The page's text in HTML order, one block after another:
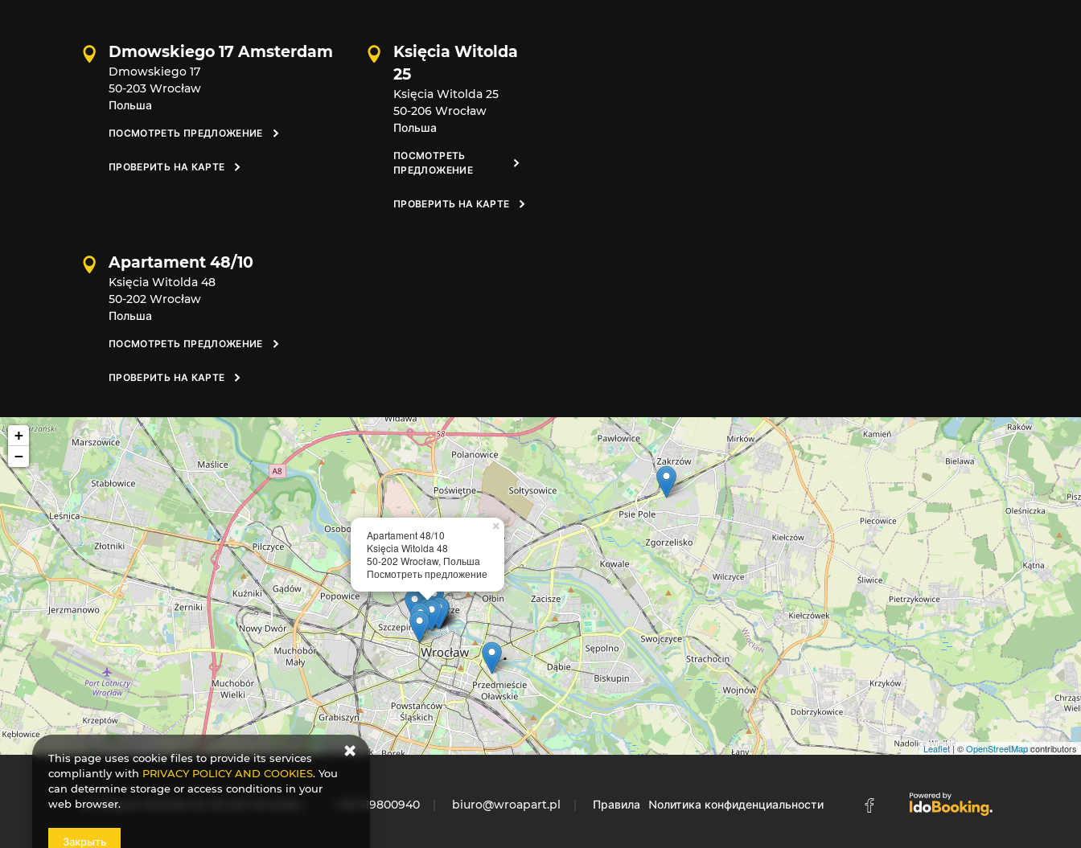
Dmowskiego 17 Amsterdam
Dmowskiego 17
50-203 Wrocław
Польша
ПОСМОТРЕТЬ ПРЕДЛОЖЕНИЕ
ПРОВЕРИТЬ НА КАРТЕ
Księcia Witolda
25
Księcia Witolda 25
50-206 Wrocław
Польша
ПОСМОТРЕТЬ
ПРЕДЛОЖЕНИЕ
ПРОВЕРИТЬ НА КАРТЕ
Apartament 48/10
Księcia Witolda 48
50-202 Wrocław
Польша
ПОСМОТРЕТЬ ПРЕДЛОЖЕНИЕ
ПРОВЕРИТЬ НА КАРТЕ
Apartament 48/10
Księcia Witolda 48
50-202 Wrocław, Польша
Посмотреть предложение
×
+
−
Leaflet| ©OpenStreetMapcontributors
ul. Księcia Witolda 43 +48 519800940 biuro@wroapart.pl Правила Nолитика конфиденциальности
This page uses cookie files to provide its services
compliantly with PRIVACY POLICY AND COOKIES. You
can determine storage or access conditions in your
web browser.
Закрыть